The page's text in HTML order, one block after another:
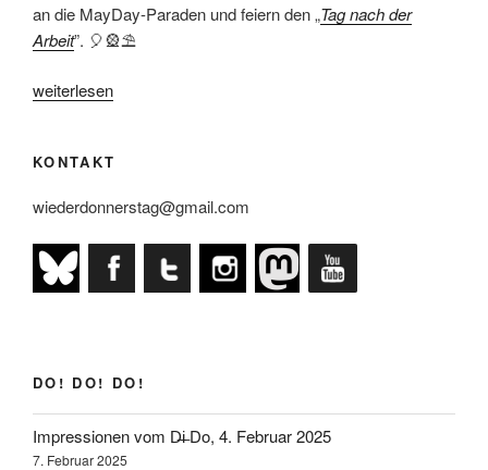
an die MayDay-Paraden und feiern den „Tag nach der
Arbeit”. 🎈🎡⛱
„2.
Programm“
weiterlesen
KONTAKT
wiederdonnerstag@gmail.com
DO! DO! DO!
Impressionen vom D̶i̶ Do, 4. Februar 2025
7. Februar 2025